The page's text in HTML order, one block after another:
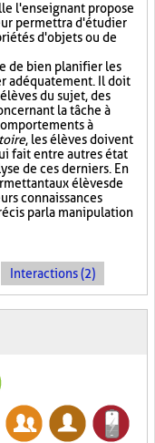
l'enseignant propose
permettra d'étudier
d'objets ou de
de bien planifier les
adéquatement. Il doit
du sujet, des
la tâche à
à
, les élèves doivent
fait entre autres état
de ces derniers. En
aux élèves de
connaissances
par la manipulation
Interactions (2)